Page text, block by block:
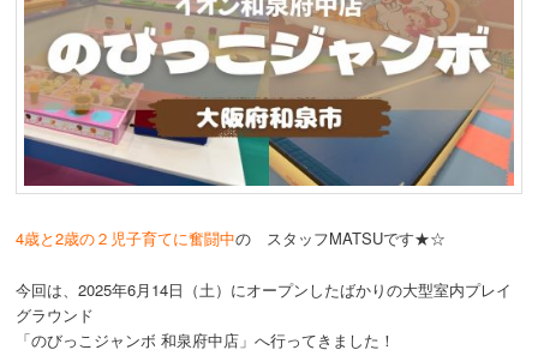
4歳と2歳の２児子育てに奮闘中の スタッフMATSUです★☆
今回は、2025年6月14日（土）にオープンしたばかりの大型室内プレイ
グラウンド
「のびっこジャンボ 和泉府中店」へ行ってきました！